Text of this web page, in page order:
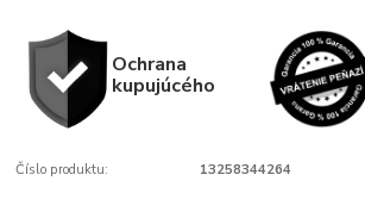
Ochrana
kupujúcého
Číslo produktu: 13258344264